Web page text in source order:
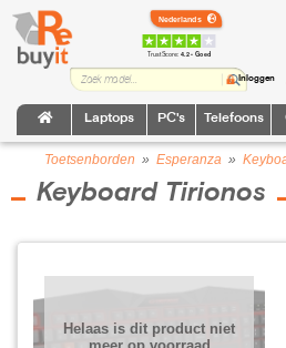
TrustScore:4.2 • Goed
Laptops PC's Telefoons
Inloggen
Toetsenborden » Esperanza »
Keyboard Tirionos
Helaas is dit product niet